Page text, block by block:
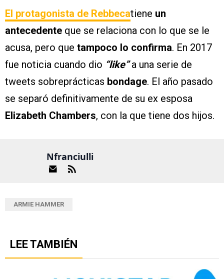
El protagonista de Rebbecatiene un
antecedente que se relaciona con lo que se le
acusa, pero que tampoco lo confirma. En 2017
fue noticia cuando dio “like”a una serie de
tweets sobreprácticas bondage. El año pasado
se separó definitivamente de su ex esposa
Elizabeth Chambers, con la que tiene dos hijos.
Nfranciulli
ARMIE HAMMER
LEE TAMBIÉN